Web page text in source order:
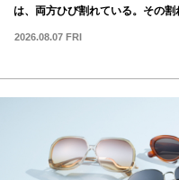
は、両方ひび割れている。その割
2026.08.07 FRI